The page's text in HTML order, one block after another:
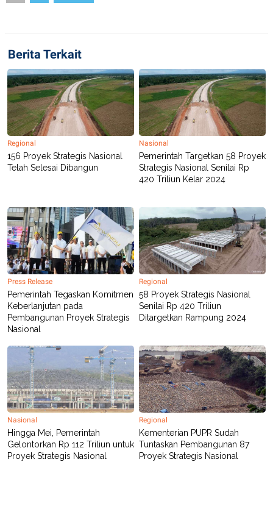
S
T
A
A
K
O
N
T
A
N
T
V
L
I
P
S
U
S
K
O
N
T
A
N
A
C
A
D
E
M
Y
P
R
E
S
S
R
E
L
E
A
S
E
I
D
A
N
G
G
A
N
A
N
C
E
I
N
E
R
J
A
M
I
T
Berita Terkait
Regional
156 Proyek Strategis Nasional
Telah Selesai Dibangun
Nasional
Pemerintah Targetkan 58 Proyek
Strategis Nasional Senilai Rp
420 Triliun Kelar 2024
Press Release
Pemerintah Tegaskan Komitmen
Keberlanjutan pada
Pembangunan Proyek Strategis
Nasional
Regional
58 Proyek Strategis Nasional
Senilai Rp 420 Triliun
Ditargetkan Rampung 2024
Nasional
Hingga Mei, Pemerintah
Gelontorkan Rp 112 Triliun untuk
Proyek Strategis Nasional
Regional
Kementerian PUPR Sudah
Tuntaskan Pembangunan 87
Proyek Strategis Nasional